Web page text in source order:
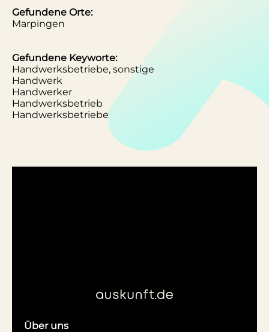
Gefundene Orte:
Marpingen
Gefundene Keyworte:
Handwerksbetriebe, sonstige
Handwerk
Handwerker
Handwerksbetrieb
Handwerksbetriebe
Über uns